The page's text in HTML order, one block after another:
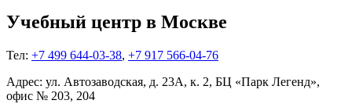
Учебный центр в Москве
Тел: +7 499 644-03-38, +7 917 566-04-76
Адрес: ул. Автозаводская, д. 23А, к. 2, БЦ «Парк Легенд»,
офис № 203, 204